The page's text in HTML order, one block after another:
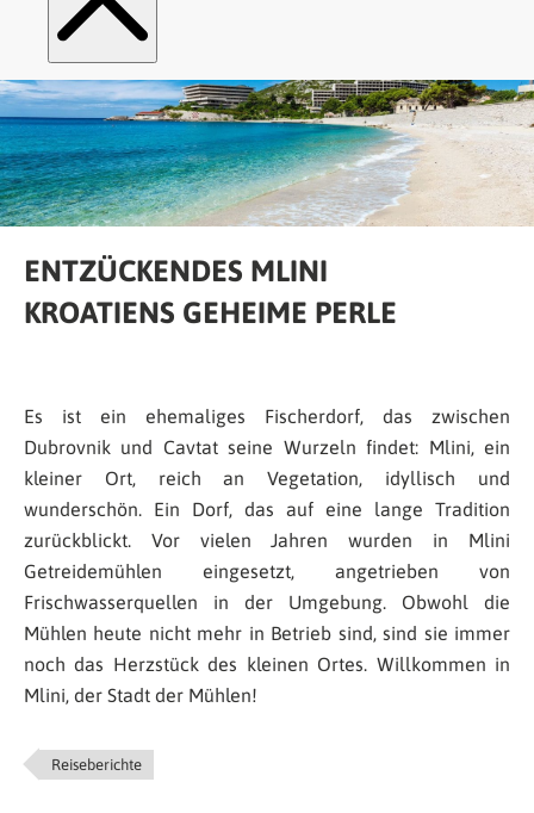
ENTZÜCKENDES MLINI
KROATIENS GEHEIME PERLE
Es ist ein ehemaliges Fischerdorf, das zwischen
Dubrovnik und Cavtat seine Wurzeln findet: Mlini, ein
kleiner Ort, reich an Vegetation, idyllisch und
wunderschön. Ein Dorf, das auf eine lange Tradition
zurückblickt. Vor vielen Jahren wurden in Mlini
Getreidemühlen eingesetzt, angetrieben von
Frischwasserquellen in der Umgebung. Obwohl die
Mühlen heute nicht mehr in Betrieb sind, sind sie immer
noch das Herzstück des kleinen Ortes. Willkommen in
Mlini, der Stadt der Mühlen!
Reiseberichte